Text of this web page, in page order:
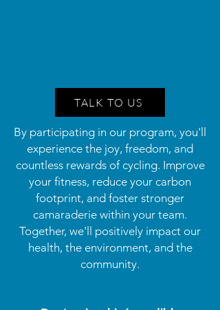
TALK TO US
By participating in our program, you'll
experience the joy, freedom, and
countless rewards of cycling. Improve
your fitness, reduce your carbon
footprint, and foster stronger
camaraderie within your team.
Together, we'll positively impact our
health, the environment, and the
community.